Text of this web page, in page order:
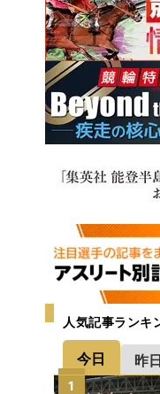
人気記事ランキ
今日 昨日
1